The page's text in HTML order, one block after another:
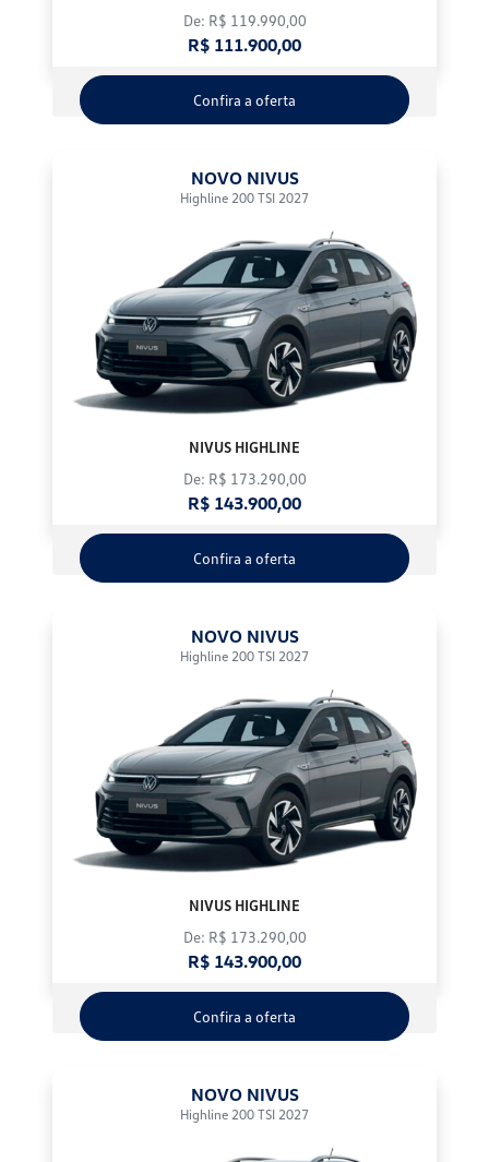
De: R$ 119.990,00
R$ 111.900,00
Confira a oferta
NOVO NIVUS
Highline 200 TSI 2027
NIVUS HIGHLINE
De: R$ 173.290,00
R$ 143.900,00
Confira a oferta
NOVO NIVUS
Highline 200 TSI 2027
NIVUS HIGHLINE
De: R$ 173.290,00
R$ 143.900,00
Confira a oferta
NOVO NIVUS
Highline 200 TSI 2027